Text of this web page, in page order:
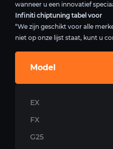
wanneer u een innovatief
Infiniti chiptuning tabel voor
“We zijn geschikt voor alle
niet op onze lijst staat, kunt u
Model
EX
FX
G25